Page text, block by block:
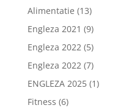
Alimentatie (13)
Engleza 2021 (9)
Engleza 2022 (5)
Engleza 2022 (7)
ENGLEZA 2025(1)
Fitness (6)